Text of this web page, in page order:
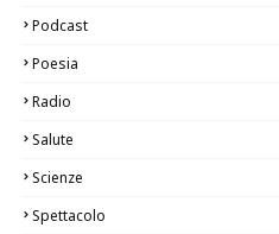
Podcast
Poesia
Radio
Salute
Scienze
Spettacolo